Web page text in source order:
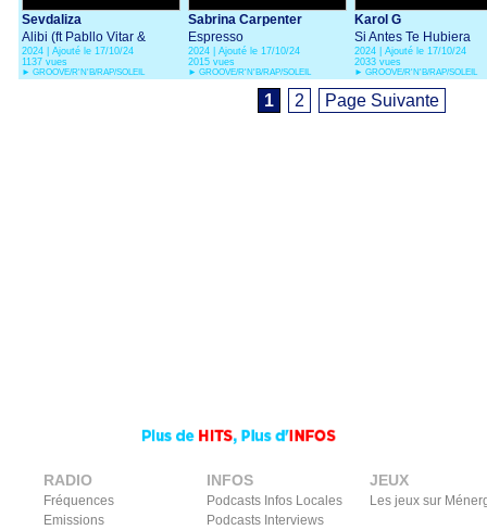
Sevdaliza
Alibi (ft Pabllo Vitar &
Yseult)
2024 | Ajouté le 17/10/24
1137 vues
► GROOVE/R'N'B/RAP/SOLEIL
Sabrina Carpenter
Espresso
2024 | Ajouté le 17/10/24
2015 vues
► GROOVE/R'N'B/RAP/SOLEIL
Karol G
Si Antes Te Hubiera
Conocido
2024 | Ajouté le 17/10/24
2033 vues
► GROOVE/R'N'B/RAP/SOLEIL
1 2 Page Suivante
RADIO
Fréquences
Emissions
INFOS
Podcasts Infos Locales
Podcasts Interviews
JEUX
Les jeux sur